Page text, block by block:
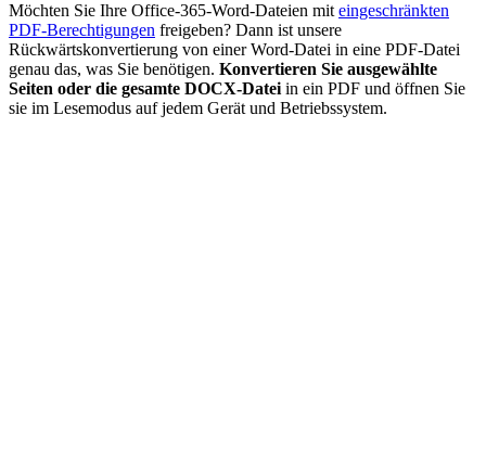
Möchten Sie Ihre Office-365-Word-Dateien mit eingeschränkten
PDF-Berechtigungen freigeben? Dann ist unsere
Rückwärtskonvertierung von einer Word-Datei in eine PDF-Datei
genau das, was Sie benötigen. Konvertieren Sie ausgewählte
Seiten oder die gesamte DOCX-Datei in ein PDF und öffnen Sie
sie im Lesemodus auf jedem Gerät und Betriebssystem.